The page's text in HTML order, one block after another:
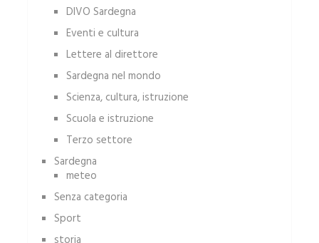
DIVO Sardegna
Eventi e cultura
Lettere al direttore
Sardegna nel mondo
Scienza, cultura, istruzione
Scuola e istruzione
Terzo settore
Sardegna
meteo
Senza categoria
Sport